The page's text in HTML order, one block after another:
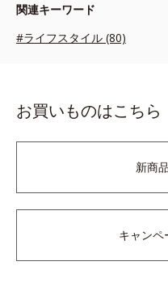
関連キーワード
#ライフスタイル (80)
お買いものはこちら
新商
キャンペ